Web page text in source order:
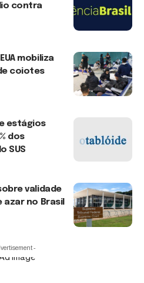
contra
mobiliza
coiotes
estágios
dos
SUS
validade
azar no Brasil
-